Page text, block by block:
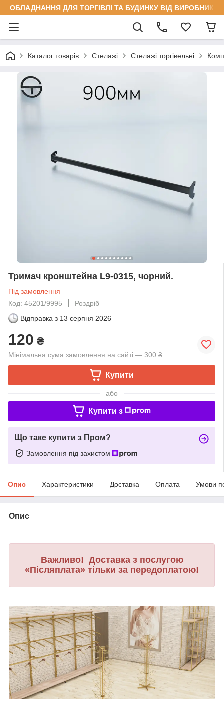
ОБЛАДНАННЯ ДЛЯ ТОРГІВЛІ ТА БУДИНКУ ВІД ВИРОБНИКА
Каталог товарів Стелажі Стелажі торгівельні
Тримач кронштейна L9-0315, чорний.
Під замовлення
Код: 45201/9995
Роздріб
Відправка з 13 серпня 2026
120 ₴
Мінімальна сума замовлення на сайті — 300 ₴
Купити
або
Купити з
Що таке купити з Пром?
Замовлення під захистом
Опис Характеристики Доставка Оплата Умови
Опис
Важливо! Доставка з послугою
«Післяплата» тільки за передоплатою!